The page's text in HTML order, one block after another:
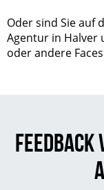
Oder sind Sie auf
Agentur in Halver
oder andere
Feedback